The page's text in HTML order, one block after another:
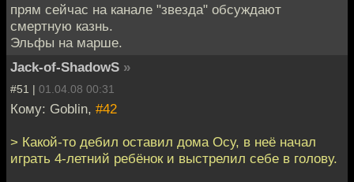
прям сейчас на канале "звезда" обсуждают
смертную казнь.
Эльфы на марше.
Jack-of-ShadowS »
#51 | 01.04.08 00:31
Кому: Goblin, #42
> Какой-то дебил оставил дома Осу, в неё начал
играть 4-летний ребёнок и выстрелил себе в голову.